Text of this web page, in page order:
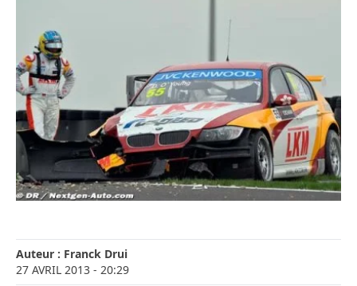
Auteur : Franck Drui
27 AVRIL 2013 - 20:29